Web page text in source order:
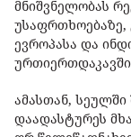
მნიშვნელობას
ევროპასა და
ამასთან, სეულში
დაადასტურეს